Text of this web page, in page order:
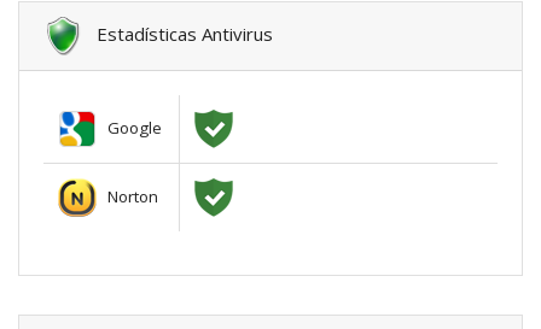
Estadísticas Antivirus
Google
Norton